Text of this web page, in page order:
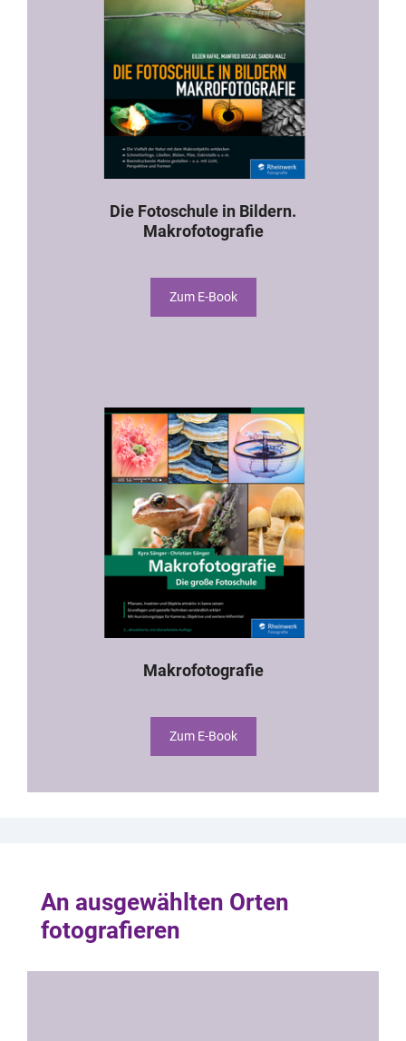
Die Fotoschule in Bildern.
Makrofotografie
Zum E-Book
Makrofotografie
Zum E-Book
An ausgewählten Orten
fotografieren